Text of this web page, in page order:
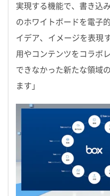
実現する機能で、書き込
のホワイトボードを電子
イデア、イメージを表現
用やコンテンツをコラボ
できなかった新たな領域
ます」